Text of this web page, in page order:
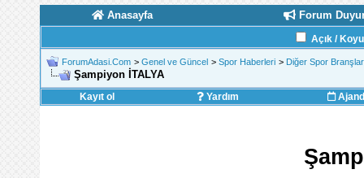
Anasayfa Forum
Açık /
ForumAdasi.Com > Genel ve Güncel > Spor Haberleri > Diğer Spor
Şampiyon İTALYA
Kayıt ol Yardım